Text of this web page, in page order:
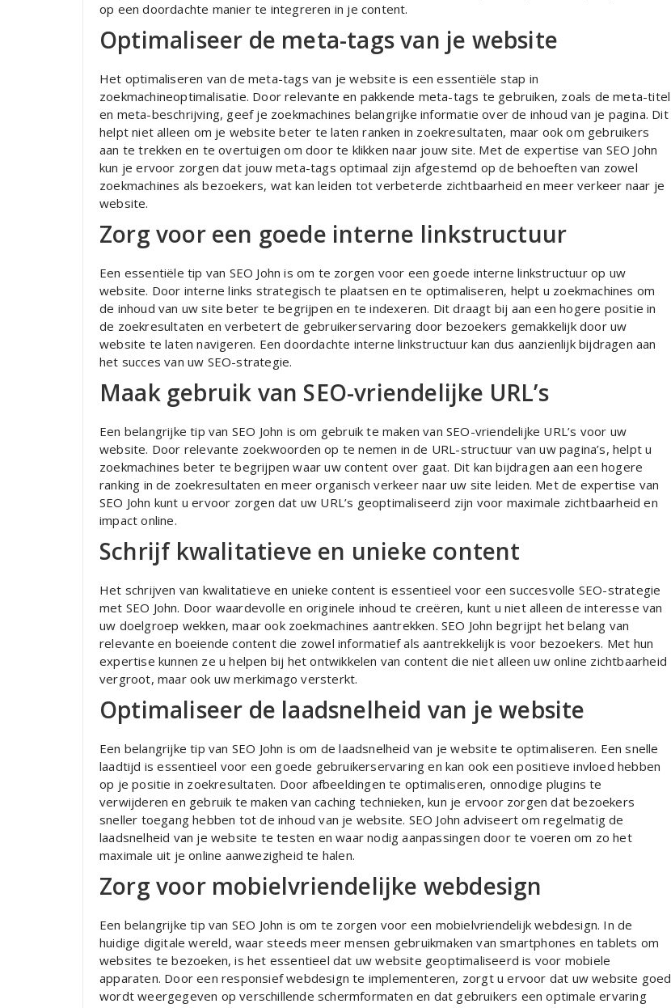
op een doordachte manier te integreren in je content.
Optimaliseer de meta-tags van je website
Het optimaliseren van de meta-tags van je website is een essentiële stap in
zoekmachineoptimalisatie. Door relevante en pakkende meta-tags te gebruiken, zoals de meta-titel
en meta-beschrijving, geef je zoekmachines belangrijke informatie over de inhoud van je pagina. Dit
helpt niet alleen om je website beter te laten ranken in zoekresultaten, maar ook om gebruikers
aan te trekken en te overtuigen om door te klikken naar jouw site. Met de expertise van SEO John
kun je ervoor zorgen dat jouw meta-tags optimaal zijn afgestemd op de behoeften van zowel
zoekmachines als bezoekers, wat kan leiden tot verbeterde zichtbaarheid en meer verkeer naar je
website.
Zorg voor een goede interne linkstructuur
Een essentiële tip van SEO John is om te zorgen voor een goede interne linkstructuur op uw
website. Door interne links strategisch te plaatsen en te optimaliseren, helpt u zoekmachines om
de inhoud van uw site beter te begrijpen en te indexeren. Dit draagt bij aan een hogere positie in
de zoekresultaten en verbetert de gebruikerservaring door bezoekers gemakkelijk door uw
website te laten navigeren. Een doordachte interne linkstructuur kan dus aanzienlijk bijdragen aan
het succes van uw SEO-strategie.
Maak gebruik van SEO-vriendelijke URL’s
Een belangrijke tip van SEO John is om gebruik te maken van SEO-vriendelijke URL’s voor uw
website. Door relevante zoekwoorden op te nemen in de URL-structuur van uw pagina’s, helpt u
zoekmachines beter te begrijpen waar uw content over gaat. Dit kan bijdragen aan een hogere
ranking in de zoekresultaten en meer organisch verkeer naar uw site leiden. Met de expertise van
SEO John kunt u ervoor zorgen dat uw URL’s geoptimaliseerd zijn voor maximale zichtbaarheid en
impact online.
Schrijf kwalitatieve en unieke content
Het schrijven van kwalitatieve en unieke content is essentieel voor een succesvolle SEO-strategie
met SEO John. Door waardevolle en originele inhoud te creëren, kunt u niet alleen de interesse van
uw doelgroep wekken, maar ook zoekmachines aantrekken. SEO John begrijpt het belang van
relevante en boeiende content die zowel informatief als aantrekkelijk is voor bezoekers. Met hun
expertise kunnen ze u helpen bij het ontwikkelen van content die niet alleen uw online zichtbaarheid
vergroot, maar ook uw merkimago versterkt.
Optimaliseer de laadsnelheid van je website
Een belangrijke tip van SEO John is om de laadsnelheid van je website te optimaliseren. Een snelle
laadtijd is essentieel voor een goede gebruikerservaring en kan ook een positieve invloed hebben
op je positie in zoekresultaten. Door afbeeldingen te optimaliseren, onnodige plugins te
verwijderen en gebruik te maken van caching technieken, kun je ervoor zorgen dat bezoekers
sneller toegang hebben tot de inhoud van je website. SEO John adviseert om regelmatig de
laadsnelheid van je website te testen en waar nodig aanpassingen door te voeren om zo het
maximale uit je online aanwezigheid te halen.
Zorg voor mobielvriendelijke webdesign
Een belangrijke tip van SEO John is om te zorgen voor een mobielvriendelijk webdesign. In de
huidige digitale wereld, waar steeds meer mensen gebruikmaken van smartphones en tablets om
websites te bezoeken, is het essentieel dat uw website geoptimaliseerd is voor mobiele
apparaten. Door een responsief webdesign te implementeren, zorgt u ervoor dat uw website goed
wordt weergegeven op verschillende schermformaten en dat gebruikers een optimale ervaring